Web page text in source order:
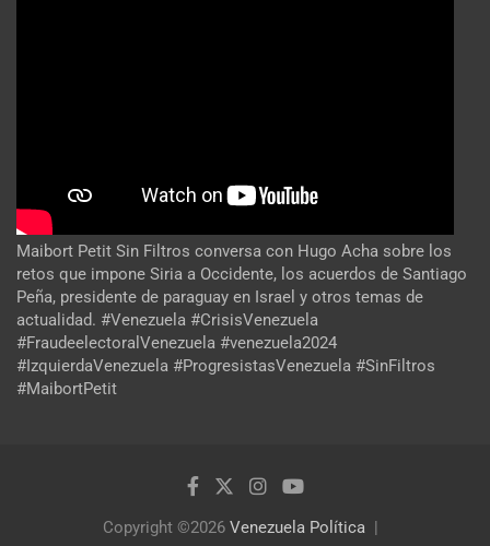
Maibort Petit Sin Filtros conversa con Hugo Acha sobre los
retos que impone Siria a Occidente, los acuerdos de Santiago
Peña, presidente de paraguay en Israel y otros temas de
actualidad. #Venezuela #CrisisVenezuela
#FraudeelectoralVenezuela #venezuela2024
#IzquierdaVenezuela #ProgresistasVenezuela #SinFiltros
#MaibortPetit
Copyright ©2026 Venezuela Política